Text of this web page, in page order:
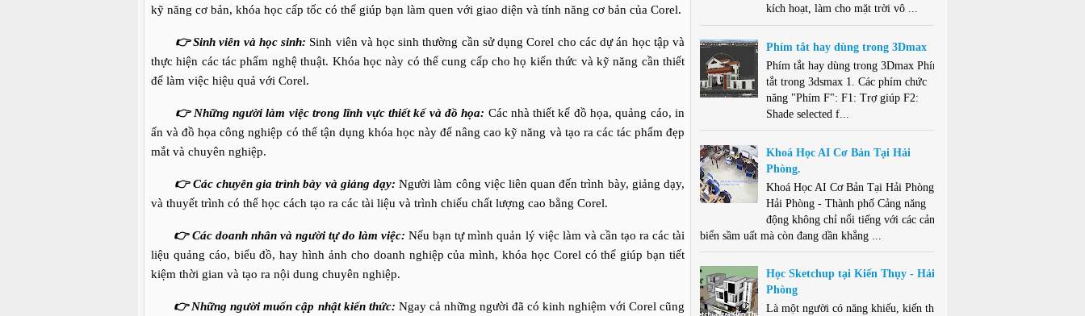
kỹ năng cơ bản, khóa học cấp tốc có thể giúp bạn làm quen với giao diện và tính năng cơ bản của Corel.
👉Sinh viên và học sinh: Sinh viên và học sinh thường cần sử dụng Corel cho các dự án học tập và
thực hiện các tác phẩm nghệ thuật. Khóa học này có thể cung cấp cho họ kiến thức và kỹ năng cần thiết
để làm việc hiệu quả với Corel.
👉 Những người làm việc trong lĩnh vực thiết kế và đồ họa: Các nhà thiết kế đồ họa, quảng cáo, in
ấn và đồ họa công nghiệp có thể tận dụng khóa học này để nâng cao kỹ năng và tạo ra các tác phẩm đẹp
mắt và chuyên nghiệp.
👉Các chuyên gia trình bày và giảng dạy:Người làm công việc liên quan đến trình bày, giảng dạy,
và thuyết trình có thể học cách tạo ra các tài liệu và trình chiếu chất lượng cao bằng Corel.
👉Các doanh nhân và người tự do làm việc: Nếu bạn tự mình quản lý việc làm và cần tạo ra các tài
liệu quảng cáo, biểu đồ, hay hình ảnh cho doanh nghiệp của mình, khóa học Corel có thể giúp bạn tiết
kiệm thời gian và tạo ra nội dung chuyên nghiệp.
👉Những người muốn cập nhật kiến thức: Ngay cả những người đã có kinh nghiệm với Corel cũng
kích hoạt, làm cho mặt trời vô ...
Phím tắt hay dùng trong 3Dmax
Phím tắt hay dùng trong 3Dmax Phím
tắt trong 3dsmax 1. Các phím chức
năng "Phím F": F1: Trợ giúp F2:
Shade selected f...
Khoá Học AI Cơ Bản Tại Hải
Phòng.
Khoá Học AI Cơ Bản Tại Hải Phòng .
Hải Phòng - Thành phố Cảng năng
động không chỉ nổi tiếng với các cảng
biển sầm uất mà còn đang dần khẳng ...
Học Sketchup tại Kiến Thụy - Hải
Phòng
Là một người có năng khiếu, kiến thức